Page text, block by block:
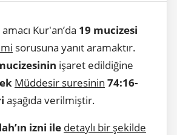
Kur'an’da 19 mucizesi
sorusuna yanıt aramaktır.
işaret edildiğine
Müddesir suresinin 74:16-
aşağıda verilmiştir.
izni ile detaylı bir şekilde